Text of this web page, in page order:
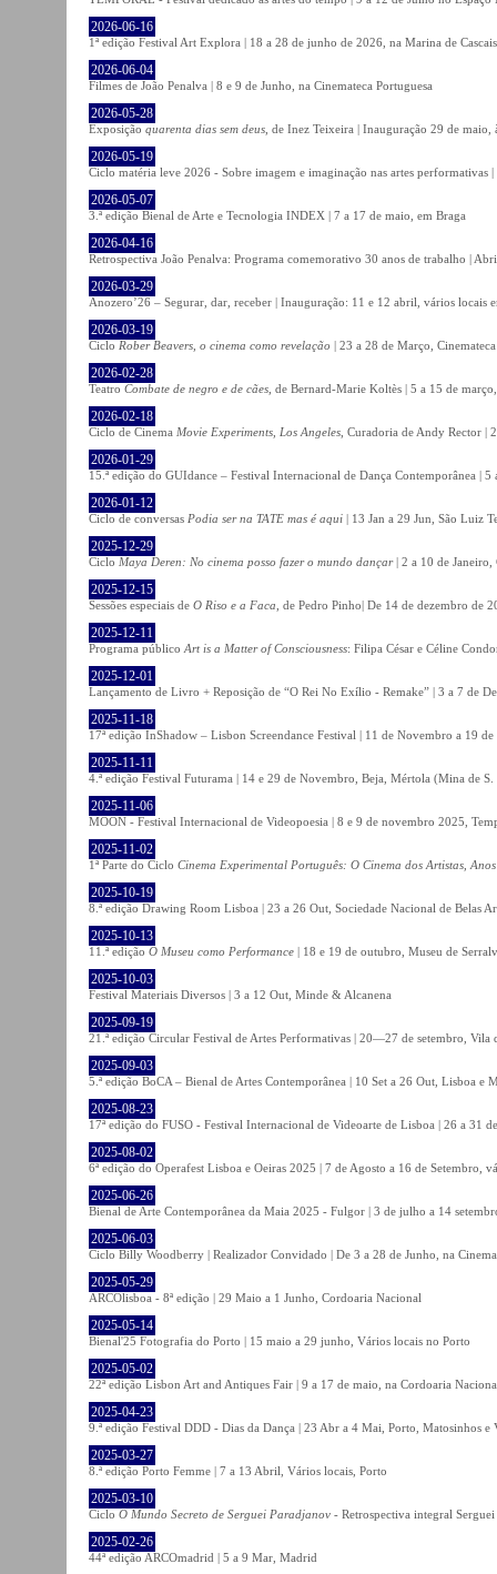
2026-06-16
1ª edição Festival Art Explora | 18 a 28 de junho de 2026, na Marina de Cascais
2026-06-04
Filmes de João Penalva | 8 e 9 de Junho, na Cinemateca Portuguesa
2026-05-28
Exposição quarenta dias sem deus , de Inez Teixeira | Inauguração 29 de
2026-05-19
Ciclo matéria leve 2026 - Sobre imagem e imaginação nas artes
2026-05-07
3.ª edição Bienal de Arte e Tecnologia INDEX | 7 a 17 de maio, em Braga
2026-04-16
Retrospectiva João Penalva: Programa comemorativo 30 anos de trabalho |
2026-03-29
Anozero’26 – Segurar, dar, receber | Inauguração: 11 e 12 abril, vários locais
2026-03-19
Ciclo Rober Beavers, o cinema como revelação | 23 a 28 de Março,
2026-02-28
Teatro Combate de negro e de cães , de Bernard-Marie Koltès | 5 a 15 de
2026-02-18
Ciclo de Cinema Movie Experiments, Los Angeles , Curadoria de Andy Rector
2026-01-29
15.ª edição do GUIdance – Festival Internacional de Dança Contemporânea |
2026-01-12
Ciclo de conversas Podia ser na TATE mas é aqui | 13 Jan a 29 Jun, São Luiz
2025-12-29
Ciclo Maya Deren: No cinema posso fazer o mundo dançar| 2 a 10 de Janeiro,
2025-12-15
Sessões especiais de O Riso e a Faca , de Pedro Pinho| De 14 de dezembro de
2025-12-11
Programa público Art is a Matter of Consciousness: Filipa César e Céline
2025-12-01
Lançamento de Livro + Reposição de “O Rei No Exílio - Remake” | 3 a 7 de
2025-11-18
17ª edição InShadow – Lisbon Screendance Festival | 11 de Novembro a 19
2025-11-11
4.ª edição Festival Futurama | 14 e 29 de Novembro, Beja, Mértola (Mina de
2025-11-06
MOON - Festival Internacional de Videopoesia | 8 e 9 de novembro 2025,
2025-11-02
1ª Parte do Ciclo Cinema Experimental Português: O Cinema dos Artistas,
2025-10-19
8.ª edição Drawing Room Lisboa | 23 a 26 Out, Sociedade Nacional de Belas
2025-10-13
11.ª edição O Museu como Performance | 18 e 19 de outubro, Museu de
2025-10-03
Festival Materiais Diversos | 3 a 12 Out, Minde & Alcanena
2025-09-19
21.ª edição Circular Festival de Artes Performativas | 20—27 de setembro, Vila
2025-09-03
5.ª edição BoCA – Bienal de Artes Contemporânea | 10 Set a 26 Out, Lisboa e
2025-08-23
17ª edição do FUSO - Festival Internacional de Videoarte de Lisboa | 26 a 31
2025-08-02
6ª edição do Operafest Lisboa e Oeiras 2025 | 7 de Agosto a 16 de Setembro,
2025-06-26
Bienal de Arte Contemporânea da Maia 2025 - Fulgor | 3 de julho a 14
2025-06-03
Ciclo Billy Woodberry | Realizador Convidado | De 3 a 28 de Junho, na
2025-05-29
ARCOlisboa - 8ª edição | 29 Maio a 1 Junho, Cordoaria Nacional
2025-05-14
Bienal'25 Fotografia do Porto | 15 maio a 29 junho, Vários locais no Porto
2025-05-02
22ª edição Lisbon Art and Antiques Fair | 9 a 17 de maio, na Cordoaria
2025-04-23
9.ª edição Festival DDD - Dias da Dança | 23 Abr a 4 Mai, Porto, Matosinhos e
2025-03-27
8.ª edição Porto Femme | 7 a 13 Abril, Vários locais, Porto
2025-03-10
Ciclo O Mundo Secreto de Serguei Paradjanov - Retrospectiva integral
2025-02-26
44ª edição ARCOmadrid | 5 a 9 Mar, Madrid